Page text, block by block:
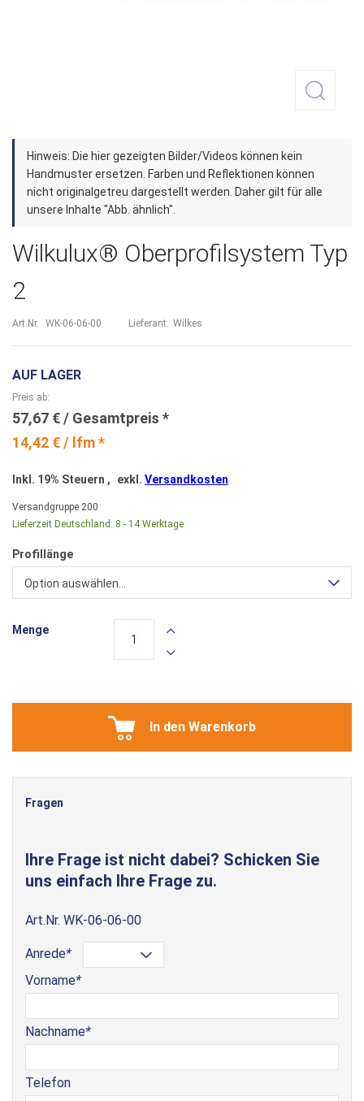
Zum
Anfang
der
Bildergalerie
Hinweis: Die hier gezeigten Bilder/Videos können kein
Handmuster ersetzen. Farben und Reflektionen können
nicht originalgetreu dargestellt werden. Daher gilt für alle
unsere Inhalte "Abb. ähnlich".
Wilkulux® Oberprofilsystem Typ
2
Art.Nr. WK-06-06-00 Lieferant: Wilkes
AUF LAGER
14,42 € / lfm *
Preis ab
57,67 €
Inkl. 19% Steuern , exkl. Versandkosten
Versandgruppe 200
Lieferzeit Deutschland: 8 - 14 Werktage
Profillänge
Option auswählen...
Menge
In den Warenkorb
Fragen
Ihre Frage ist nicht dabei? Schicken Sie
uns einfach Ihre Frage zu.
Art.Nr. WK-06-06-00
Anrede*
Vorname*
Nachname*
Telefon